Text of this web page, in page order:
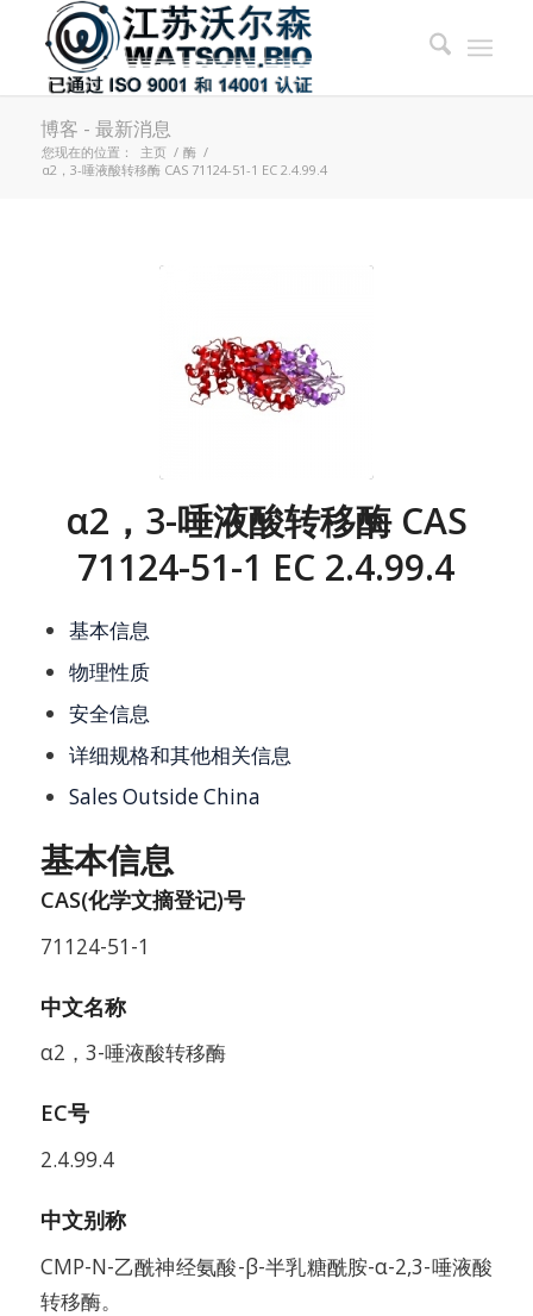
博客 - 最新消息
您现在的位置： 主页 / 酶 /
α2，3-唾液酸转移酶 CAS 71124-51-1 EC 2.4.99.4
α2，3-唾液酸转移酶 CAS
71124-51-1 EC 2.4.99.4
基本信息
物理性质
安全信息
详细规格和其他相关信息
Sales Outside China
基本信息
CAS(化学文摘登记)号
71124-51-1
中文名称
α2，3-唾液酸转移酶
EC号
2.4.99.4
中文别称
CMP-N-乙酰神经氨酸-β-半乳糖酰胺-α-2,3-唾液酸
转移酶。